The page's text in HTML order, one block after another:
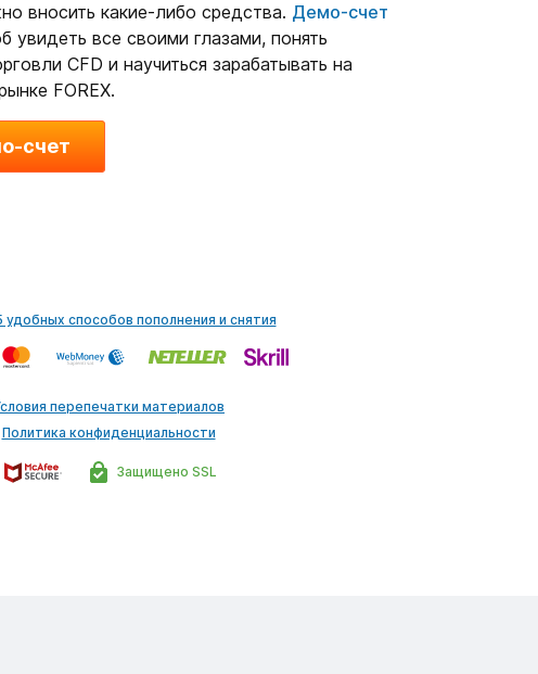
вносить какие-либо средства. Демо-счет
увидеть все своими глазами, понять
CFD и научиться зарабатывать на
FOREX.
счет
удобных способов пополнения и снятия
Защищено SSL
перепечатки материалов
Политика конфиденциальности